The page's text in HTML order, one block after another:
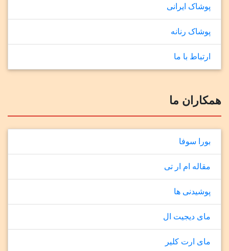
پوشاک ایرانی
پوشاک رنانه
ارتباط با ما
همکاران ما
بورا سوفا
مقاله ام ار تی
پوشیدنی ها
مای دیجیت ال
مای ارت کلیر